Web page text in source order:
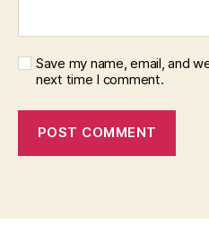
Save my name, email, and
next time I comment.